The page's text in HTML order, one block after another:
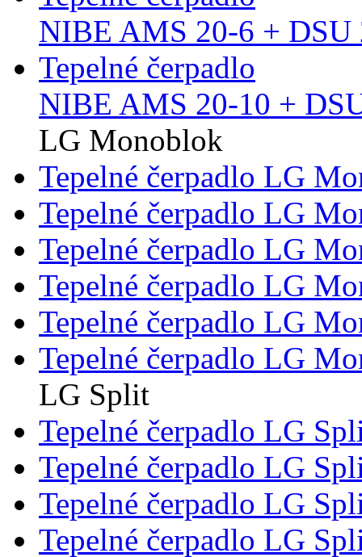
NIBE AMS 20-6 + DSU
Tepelné čerpadlo
NIBE AMS 20-10 +
LG Monoblok
Tepelné čerpadlo LG
Tepelné čerpadlo LG
Tepelné čerpadlo LG
Tepelné čerpadlo LG
Tepelné čerpadlo LG
Tepelné čerpadlo LG
LG Split
Tepelné čerpadlo LG
Tepelné čerpadlo LG
Tepelné čerpadlo LG
Tepelné čerpadlo LG